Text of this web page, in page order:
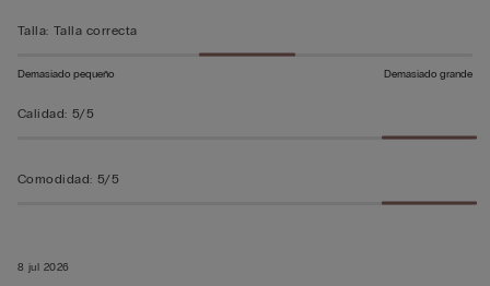
5
8 jul 2026
Talla: Talla correcta
Demasiado pequeño Demasiado grande
Calidad: 5/5
Comodidad: 5/5